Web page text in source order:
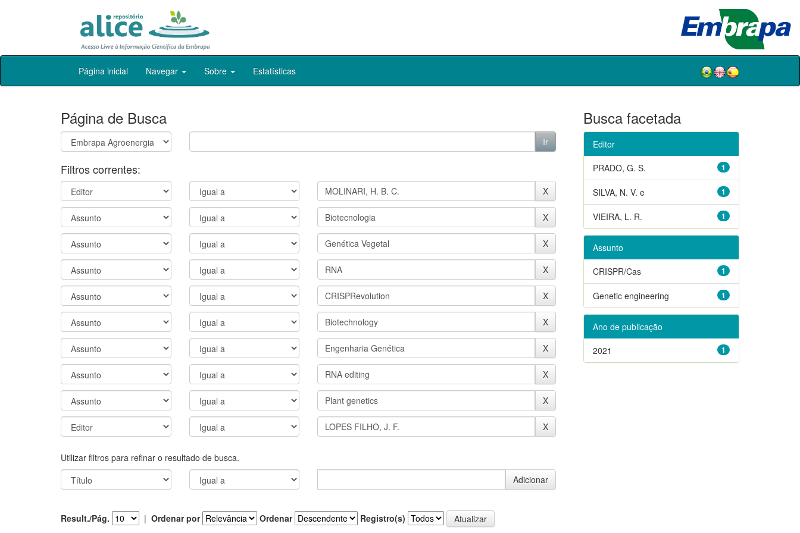
Skip
Página inicial Navegar Sobre Estatísticas
Página de Busca
Filtros correntes:
Utilizar filtros para refinar o resultado de busca.
Result./Pág. | Ordenar por Ordenar Registro(s)
Busca facetada
Editor
1
PRADO, G. S.
1
SILVA, N. V. e
1
VIEIRA, L. R.
Assunto
1
CRISPR/Cas
1
Genetic engineering
Ano de publicação
1
2021